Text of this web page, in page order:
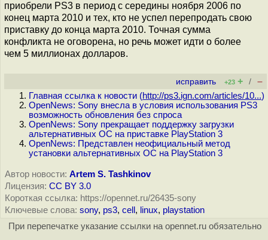
приобрели PS3 в период с середины ноября 2006 по
конец марта 2010 и тех, кто не успел перепродать свою
приставку до конца марта 2010. Точная сумма
конфликта не оговорена, но речь может идти о более
чем 5 миллионах долларов.
исправить +23 + / –
Главная ссылка к новости (http://ps3.ign.com/articles/10...)
OpenNews: Sony внесла в условия использования PS3
возможность обновления без спроса
OpenNews: Sony прекращает поддержку загрузки
альтернативных ОС на приставке PlayStation 3
OpenNews: Представлен неофициальный метод
установки альтернативных ОС на PlayStation 3
Автор новости: Artem S. Tashkinov
Лицензия: CC BY 3.0
Короткая ссылка: https://opennet.ru/26435-sony
Ключевые слова: sony, ps3, cell , linux, playstation
При перепечатке указание ссылки на opennet.ru обязательно